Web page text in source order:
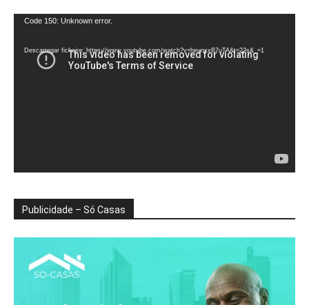
Reprodutor
vídeo
Code 150: Unknown error.
Descarregar ficheiro: https://www.youtube.com/watch?v=heunxxB7uTA&t=22s&_=1
Publicidade – Só Casas